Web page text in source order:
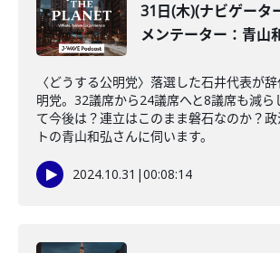
31日(木)(ナビゲータ
メンテーター：青山
〈どうする公明党〉落選した石井代表が
明党。32議席から24議席へと8議席も減ら
て今後は？連立はこのまま磐石なのか？
トの青山和弘さんに伺います。
2024.10.31 |00:08:14